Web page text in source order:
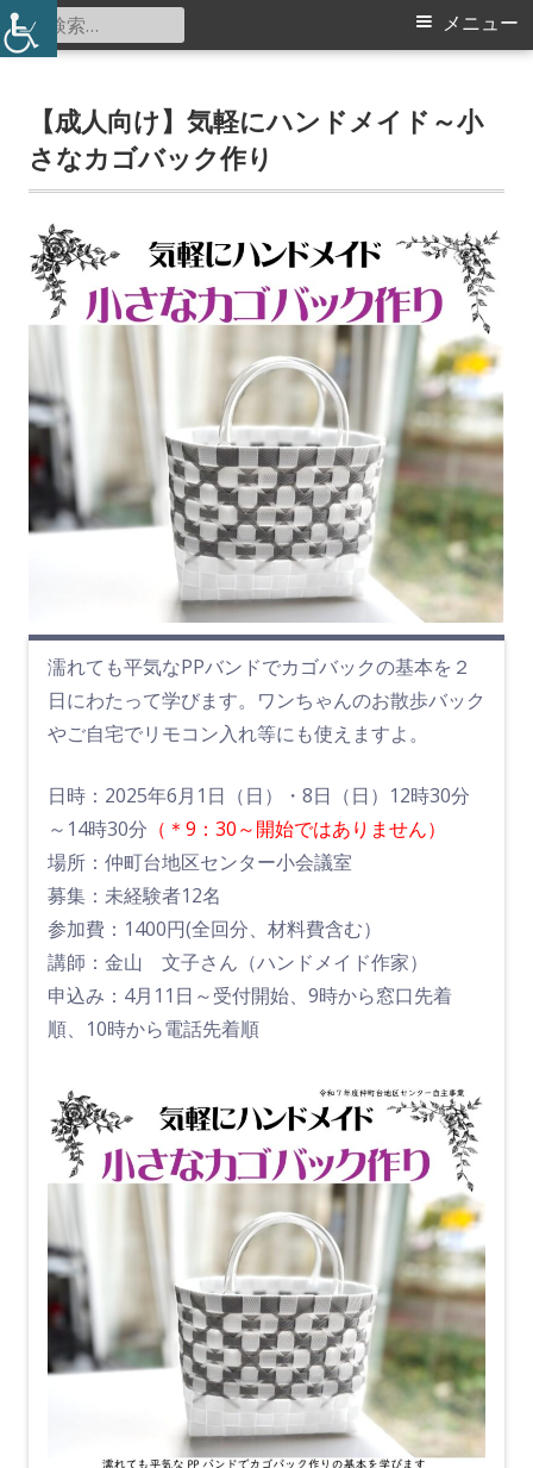
コ
ン
仲町台地区センター
メ
メニュー
検
索:
【成人向け】気軽にハンドメイド～小
さなカゴバック作り
濡れても平気なPPバンドでカゴバックの基本を２
日にわたって学びます。ワンちゃんのお散歩バック
やご自宅でリモコン入れ等にも使えますよ。
日時：2025年6月1日（日）・8日（日）12時30分
～14時30分 （＊9：30～開始ではありません）
場所：仲町台地区センター小会議室
募集：未経験者12名
参加費：1400円(全回分、材料費含む）
講師：金山 文子さん（ハンドメイド作家）
申込み：4月11日～受付開始、9時から窓口先着
順、10時から電話先着順